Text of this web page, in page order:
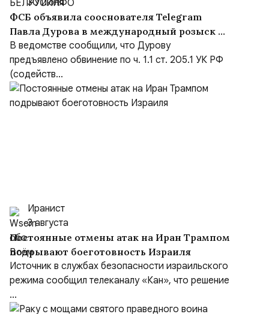
30 июля
ФСБ объявила сооснователя Telegram
Павла Дурова в международный розыск по
делу о содействии терроризму
В ведомстве сообщили, что Дурову
предъявлено обвинение по ч. 1.1 ст. 205.1 УК РФ
(содейств...
Иранист
3 августа
Постоянные отмены атак на Иран Трампом
подрывают боеготовность Израиля
Источник в службах безопасности израильского
режима сообщил телеканалу «Кан», что решение
...